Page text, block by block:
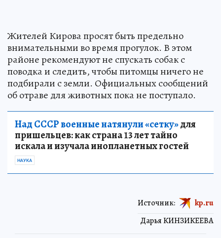
Жителей Кирова просят быть предельно
внимательными во время прогулок. В этом
районе рекомендуют не спускать собак с
поводка и следить, чтобы питомцы ничего не
подбирали с земли. Официальных сообщений
об отраве для животных пока не поступало.
Над СССР военные натянули «сетку»для
пришельцев: как страна 13 лет тайно
искала и изучала инопланетных гостей
НАУКА
Дарья КИНЗИКЕЕВА
Источник: kp.ru